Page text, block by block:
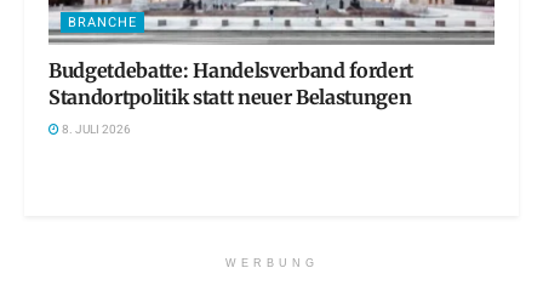
BRANCHE
Budgetdebatte: Handelsverband fordert
Standortpolitik statt neuer Belastungen
8. JULI 2026
WERBUNG